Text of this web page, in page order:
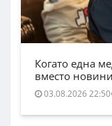
Когато една
вместо новини
03.08.2026